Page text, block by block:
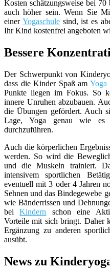
Kosten schätzungsweise bei
auch höher sein. Wenn Sie
einer Yogaschulesind, ist es
Ihr Kind kostenfrei angeboten
Bessere
Der Schwerpunkt von
dass die Kinder Spaß am Yoga
Punkte liegen im Fokus. So
innere Unruhen abzubauen.
die Übungen gefördert. Auch
Lage, Yoga genau wie es
durchzuführen.
Auch die körperlichen
werden. So wird die
und die Muskeln trainiert.
intensivem sportlichen
eventuell mit 3 oder 4 Jahren
Sehnen und das Bindegewebe
wie Bänderrissen und
beiKindern schon eine
Vorteile mit sich bringt. Daher
Ergänzung zu anderen
ausübt.
News zu